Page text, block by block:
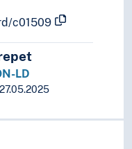
c01509
LD